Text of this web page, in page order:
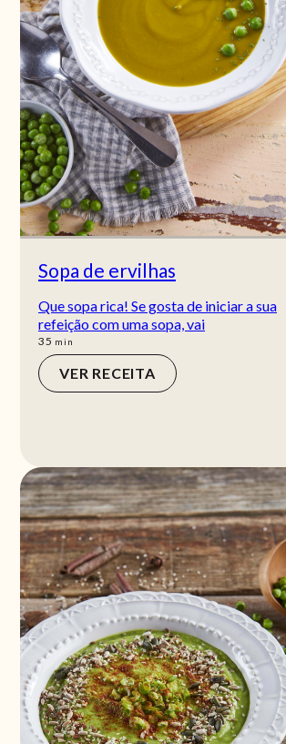
Sopa de ervilhas
Que sopa rica! Se gosta de iniciar a sua
refeição com uma sopa, vai
35 min
min
VER RECEITA